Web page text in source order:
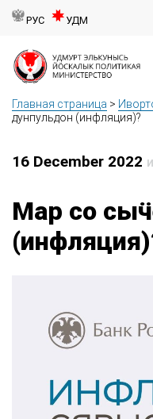
РУС УДМ
Главная страница >
дунпульдон (инфляция)?
16 December 2022
Мар со